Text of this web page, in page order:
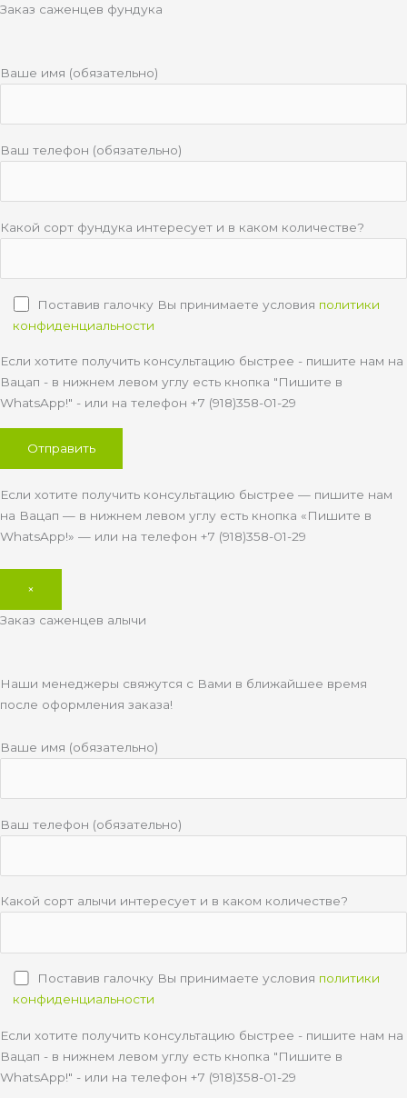
Заказ саженцев фундука
Ваше имя (обязательно)
Ваш телефон (обязательно)
Какой сорт фундука интересует и в каком количестве?
Поставив галочку Вы принимаете условия политики
конфиденциальности
Если хотите получить консультацию быстрее - пишите нам на
Вацап - в нижнем левом углу есть кнопка "Пишите в
WhatsApp!" - или на телефон +7 (918)358-01-29
Если хотите получить консультацию быстрее — пишите нам
на Вацап — в нижнем левом углу есть кнопка «Пишите в
WhatsApp!» — или на телефон +7 (918)358-01-29
×
Заказ саженцев алычи
Наши менеджеры свяжутся с Вами в ближайшее время
после оформления заказа!
Ваше имя (обязательно)
Ваш телефон (обязательно)
Какой сорт алычи интересует и в каком количестве?
Поставив галочку Вы принимаете условия политики
конфиденциальности
Если хотите получить консультацию быстрее - пишите нам на
Вацап - в нижнем левом углу есть кнопка "Пишите в
WhatsApp!" - или на телефон +7 (918)358-01-29